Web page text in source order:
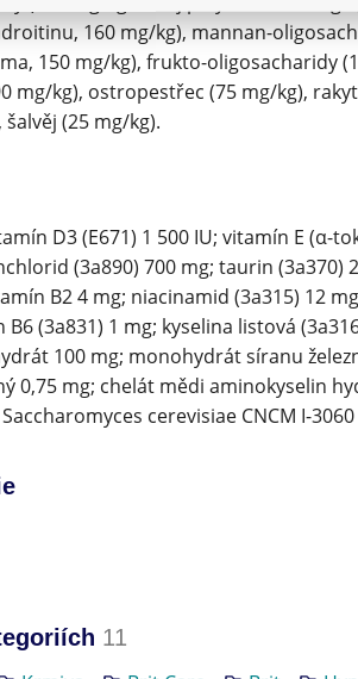
160 mg/kg), mannan-
150 mg/kg), frukto-oligosacharidy
mg/kg), ostropestřec (75 mg/kg),
(25 mg/kg).
D3 (E671) 1 500 IU; vitamín E (α-
(3a890) 700 mg; taurin (3a370)
B2 4 mg; niacinamid (3a315) 12
(3a831) 1 mg; kyselina listová
100 mg; monohydrát síranu
0,75 mg; chelát mědi aminokyselin
cerevisiae CNCM I-3060
11